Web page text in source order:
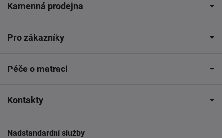
Kamenná prodejna
Pro zákazníky
Péče o matraci
Kontakty
Nadstandardní služby